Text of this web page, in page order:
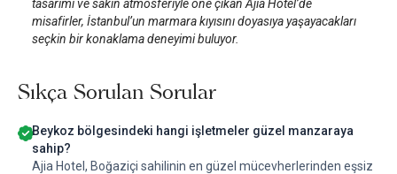
tasarımı ve sakin atmosferiyle öne çıkan Ajia Hotel’de
misafirler, İstanbul’un marmara kıyısını doyasıya yaşayacakları
seçkin bir konaklama deneyimi buluyor.
Sıkça Sorulan Sorular
Beykoz bölgesindeki hangi işletmeler güzel manzaraya
sahip?
Ajia Hotel, Boğaziçi sahilinin en güzel mücevherlerinden eşsiz